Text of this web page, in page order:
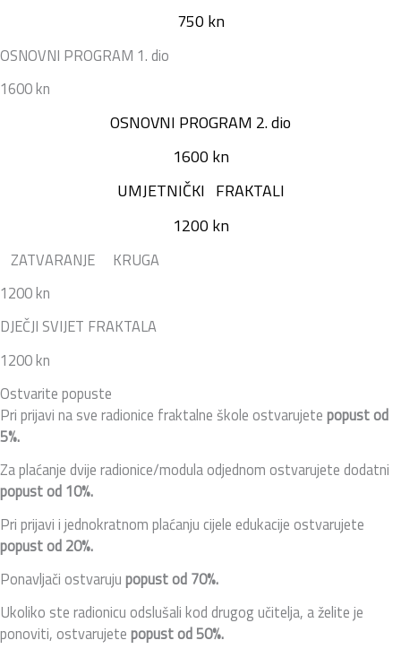
750 kn
OSNOVNI PROGRAM 1. dio
1600 kn
OSNOVNI PROGRAM 2. dio
1600 kn
UMJETNIČKI FRAKTALI
1200 kn
ZATVARANJE KRUGA
1200 kn
DJEČJI SVIJET FRAKTALA
1200 kn
Ostvarite popuste
Pri prijavi na sve radionice fraktalne škole ostvarujete popust od
5%.
Za plaćanje dvije radionice/modula odjednom ostvarujete dodatni
popust od 10%.
Pri prijavi i jednokratnom plaćanju cijele edukacije ostvarujete
popust od 20%.
Ponavljači ostvaruju popust od 70%.
Ukoliko ste radionicu odslušali kod drugog učitelja, a želite je
ponoviti, ostvarujete popust od 50%.